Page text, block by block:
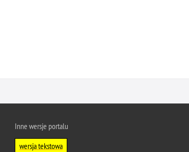
Inne wersje portalu
wersja tekstowa